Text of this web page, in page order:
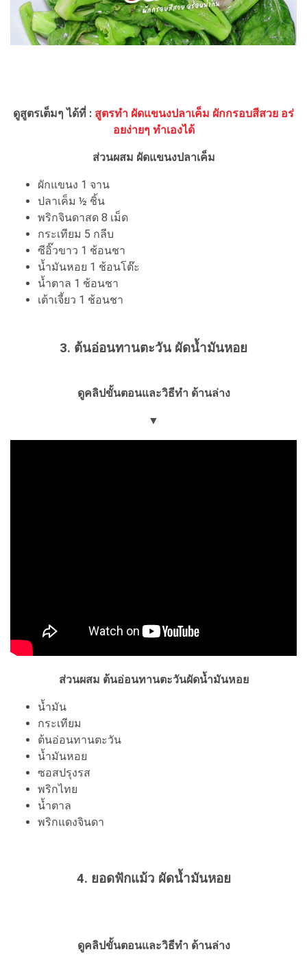
ดูสูตรเต็มๆ ได้ที่ : สูตรทำ ผัดแขนงปลาเค็ม ผักกรอบสีสวย อร่
อยง่ายๆ ทำเองได้
ส่วนผสม ผัดแขนงปลาเค็ม
ผักแขนง 1 จาน
ปลาเค็ม ½ ชิ้น
พริกจินดาสด 8 เม็ด
กระเทียม 5 กลีบ
ซีอิ๊วขาว 1 ช้อนชา
น้ำมันหอย 1 ช้อนโต๊ะ
น้ำตาล 1 ช้อนชา
เต้าเจี้ยว 1 ช้อนชา
3. ต้นอ่อนทานตะวัน ผัดน้ำมันหอย
ดูคลิปขั้นตอนและวิธีทำ ด้านล่าง
▼
ส่วนผสม ต้นอ่อนทานตะวันผัดน้ำมันหอย
น้ำมัน
กระเทียม
ต้นอ่อนทานตะวัน
น้ำมันหอย
ซอสปรุงรส
พริกไทย
น้ำตาล
พริกแดงจินดา
4. ยอดฟักแม้ว ผัดน้ำมันหอย
ดูคลิปขั้นตอนและวิธีทำ ด้านล่าง